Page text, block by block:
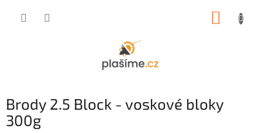
Brody 2.5 Block - voskové bloky
300g